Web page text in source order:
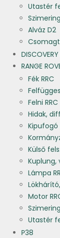
Utastér
Alváz D2
RANGE
Fék RRC
Felni RRC
Hidak,
Kipufogó
Külső
Kuplung,
Lámpa
Motor
Utastér
P38